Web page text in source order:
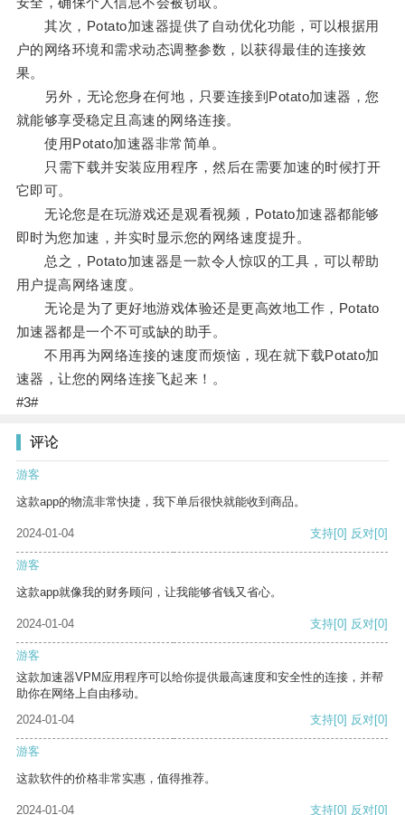
其次，Potato加速器提供了自动优化功能，可以根据用
户的网络环境和需求动态调整参数，以获得最佳的连接效
果。
另外，无论您身在何地，只要连接到Potato加速器，您
就能够享受稳定且高速的网络连接。
使用Potato加速器非常简单。
只需下载并安装应用程序，然后在需要加速的时候打开
它即可。
无论您是在玩游戏还是观看视频，Potato加速器都能够
即时为您加速，并实时显示您的网络速度提升。
总之，Potato加速器是一款令人惊叹的工具，可以帮助
用户提高网络速度。
无论是为了更好地游戏体验还是更高效地工作，Potato
加速器都是一个不可或缺的助手。
不用再为网络连接的速度而烦恼，现在就下载Potato加
速器，让您的网络连接飞起来！。
#3#
评论
游客
这款app的物流非常快捷，我下单后很快就能收到商品。
2024-01-04 支持[0] 反对[0]
游客
这款app就像我的财务顾问，让我能够省钱又省心。
2024-01-04 支持[0] 反对[0]
游客
这款加速器VPM应用程序可以给你提供最高速度和安全性的连接，并帮
助你在网络上自由移动。
2024-01-04
支持[0] 反对[0]
游客
这款软件的价格非常实惠，值得推荐。
2024-01-04 支持[0] 反对[0]